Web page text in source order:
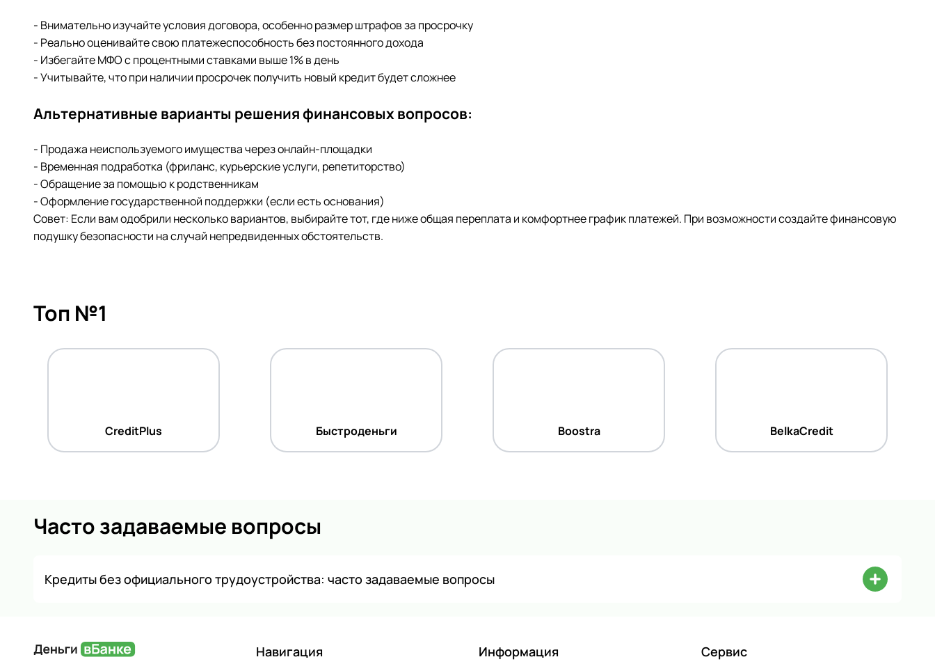
- Внимательно изучайте условия договора, особенно размер штрафов за просрочку
- Реально оценивайте свою платежеспособность без постоянного дохода
- Избегайте МФО с процентными ставками выше 1% в день
- Учитывайте, что при наличии просрочек получить новый кредит будет сложнее
Альтернативные варианты решения финансовых вопросов:
- Продажа неиспользуемого имущества через онлайн-площадки
- Временная подработка (фриланс, курьерские услуги, репетиторство)
- Обращение за помощью к родственникам
- Оформление государственной поддержки (если есть основания)
Совет: Если вам одобрили несколько вариантов, выбирайте тот, где ниже общая переплата и комфортнее график платежей. При возможности создайте финансовую
подушку безопасности на случай непредвиденных обстоятельств.
Топ №1
CreditPlus Быстроденьги Boostra BelkaCredit
Часто задаваемые вопросы
Кредиты без официального трудоустройства: часто задаваемые вопросы
Навигация Информация Сервис